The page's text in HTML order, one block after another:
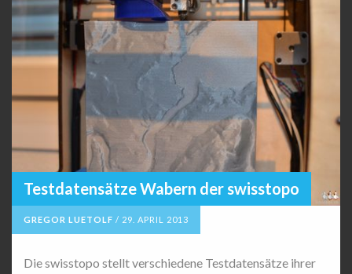
Testdatensätze Wabern der swisstopo
GREGOR LUETOLF / 29. APRIL 2013
Die swisstopo stellt verschiedene Testdatensätze ihrer